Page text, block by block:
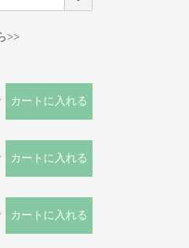
>>
カートに入れる
カートに入れる
カートに入れる